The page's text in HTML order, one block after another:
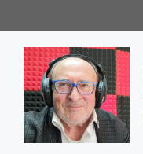
al
contenuto